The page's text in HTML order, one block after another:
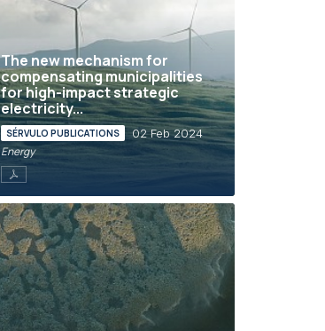
The new mechanism for
compensating municipalities
for high-impact strategic
electricity...
SÉRVULO PUBLICATIONS 02 Feb 2024
Energy